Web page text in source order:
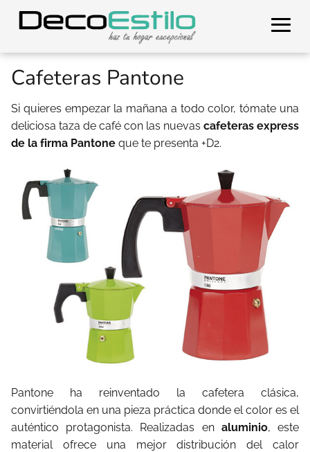
Cafeteras Pantone
Si quieres empezar la mañana a todo color, tómate una
deliciosa taza de café con las nuevas cafeteras express
de la firma Pantone que te presenta +D2.
Pantone ha reinventado la cafetera clásica,
convirtiéndola en una pieza práctica donde el color es el
auténtico protagonista. Realizadas en aluminio, este
material ofrece una mejor distribución del calor